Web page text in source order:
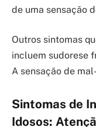
de uma sensação
Outros sintomas
incluem sudorese
A sensação de
Sintomas de
Idosos: